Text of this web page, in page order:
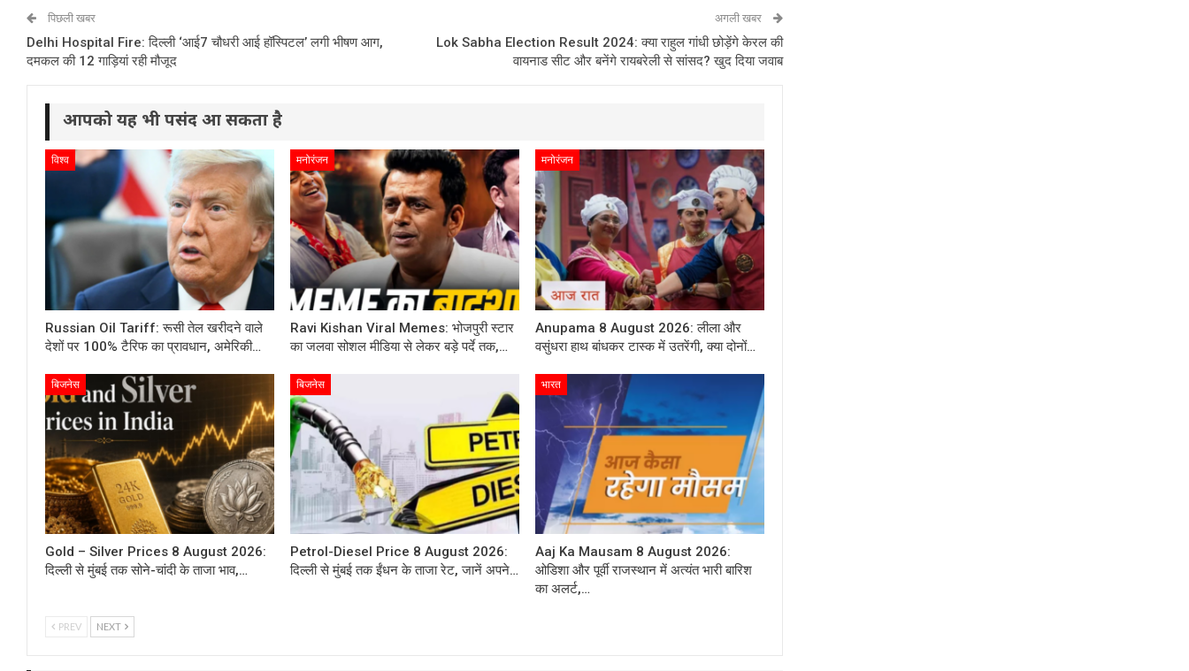
पिछली खबर
Delhi Hospital Fire: दिल्ली ‘आई7 चौधरी आई हॉस्पिटल’ लगी भीषण आग,
दमकल की 12 गाड़ियां रही मौजूद
अगली खबर
Lok Sabha Election Result 2024: क्या राहुल गांधी छोड़ेंगे केरल की
वायनाड सीट और बनेंगे रायबरेली से सांसद? खुद दिया जवाब
आपको यह भी पसंद आ सकता है
विश्व
Russian Oil Tariff: रूसी तेल खरीदने वाले
देशों पर 100% टैरिफ का प्रावधान, अमेरिकी…
मनोरंजन
Ravi Kishan Viral Memes: भोजपुरी स्टार
का जलवा सोशल मीडिया से लेकर बड़े पर्दे तक,…
मनोरंजन
Anupama 8 August 2026: लीला और
वसुंधरा हाथ बांधकर टास्क में उतरेंगी, क्या दोनों…
बिजनेस
Gold – Silver Prices 8 August 2026:
दिल्ली से मुंबई तक सोने-चांदी के ताजा भाव,…
बिजनेस
Petrol-Diesel Price 8 August 2026:
दिल्ली से मुंबई तक ईंधन के ताजा रेट, जानें अपने…
भारत
Aaj Ka Mausam 8 August 2026:
ओडिशा और पूर्वी राजस्थान में अत्यंत भारी बारिश
का अलर्ट,…
PREV NEXT